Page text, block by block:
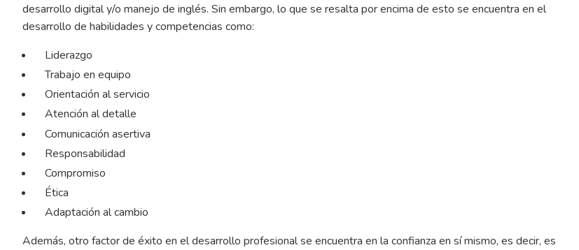
desarrollo digital y/o manejo de inglés. Sin embargo, lo que se resalta por encima de esto se encuentra en el
desarrollo de habilidades y competencias como:
Liderazgo
Trabajo en equipo
Orientación al servicio
Atención al detalle
Comunicación asertiva
Responsabilidad
Compromiso
Ética
Adaptación al cambio
Además, otro factor de éxito en el desarrollo profesional se encuentra en la confianza en sí mismo, es decir, es